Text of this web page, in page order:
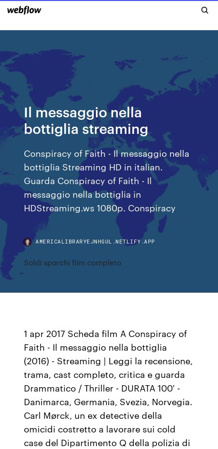
Il messaggio nella
bottiglia streaming
Conspiracy of Faith - Il messaggio nella
bottiglia Streaming HD in italian.
Guarda Conspiracy of Faith - Il
messaggio nella bottiglia in
HDStreaming.ws 1080p. Conspiracy
AMERICALIBRARYEJNHGUL.NETLIFY.APP
Soldi sporchi film completo
1 apr 2017 Scheda film A Conspiracy of
Faith - Il messaggio nella bottiglia
(2016) - Streaming | Leggi la recensione,
trama, cast completo, critica e guarda
Drammatico / Thriller - DURATA 100′ -
Danimarca, Germania, Svezia, Norvegia.
Carl Mørck, un ex detective della
omicidi costretto a lavorare sui cold
case del Dipartimento Q della polizia di